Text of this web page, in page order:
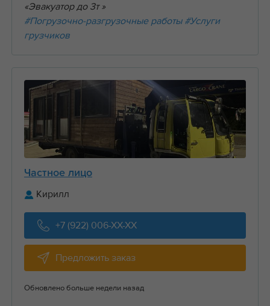
«Эвакуатор до 3т »
#Погрузочно-разгрузочные работы #Услуги
грузчиков
Частное лицо
Кирилл
+7 (922) 006-XX-XX
Предложить заказ
Обновлено больше недели назад